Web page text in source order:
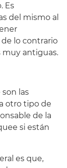
Es
del mismo al
de lo contrario
muy antiguas.
las
otro tipo de
de la
si están
es que,